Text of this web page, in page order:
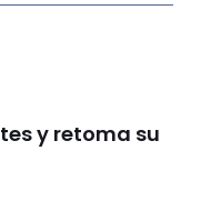
y retoma su